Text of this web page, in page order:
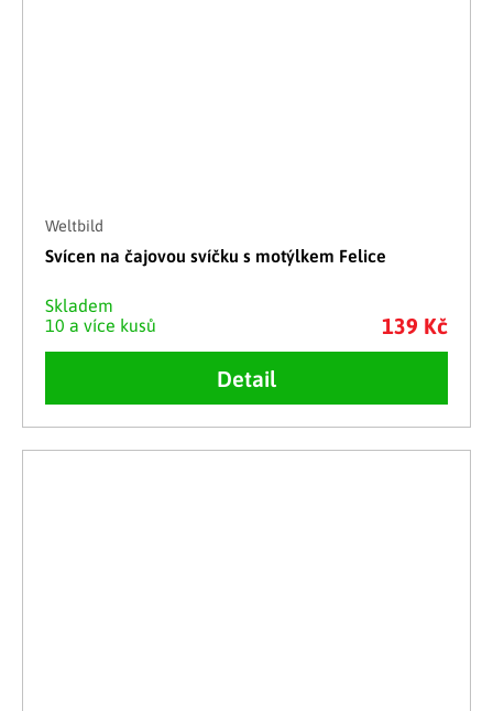
Weltbild
Svícen na čajovou svíčku s motýlkem Felice
Skladem
10 a více kusů
139 Kč
Detail